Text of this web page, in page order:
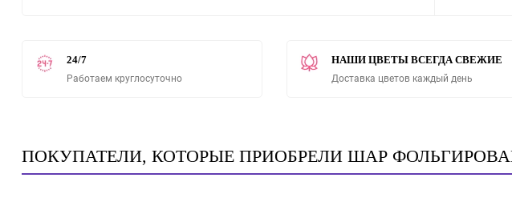
24/7
Работаем круглосуточно
НАШИ ЦВЕТЫ ВСЕГДА СВЕЖИЕ
Доставка цветов каждый день
ПОКУПАТЕЛИ, КОТОРЫЕ ПРИОБРЕЛИ ШАР